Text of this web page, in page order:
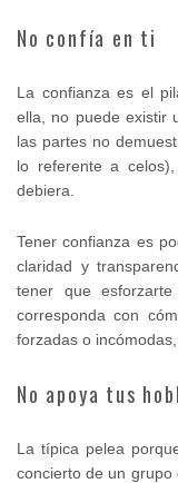
No confía en ti
La confianza es el
ella, no puede existir
las partes no
lo referente a
debiera.
Tener confianza es
claridad y
tener que
corresponda con
forzadas o
No apoya tus
La típica pelea
concierto de un grupo